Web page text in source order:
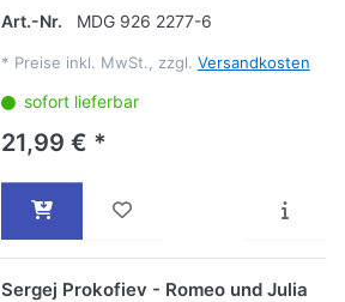
Art.-Nr.
MDG 926 2277-6
* Preise inkl. MwSt., zzgl. Versandkosten
sofort lieferbar
21,99 € *
Sergej Prokofiev - Romeo und Julia